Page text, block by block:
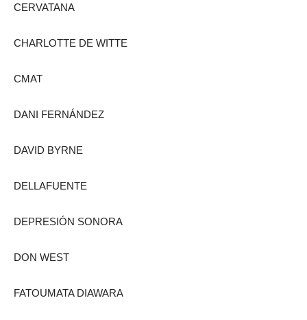
CERVATANA
CHARLOTTE DE WITTE
CMAT
DANI FERNÁNDEZ
DAVID BYRNE
DELLAFUENTE
DEPRESIÓN SONORA
DON WEST
FATOUMATA DIAWARA